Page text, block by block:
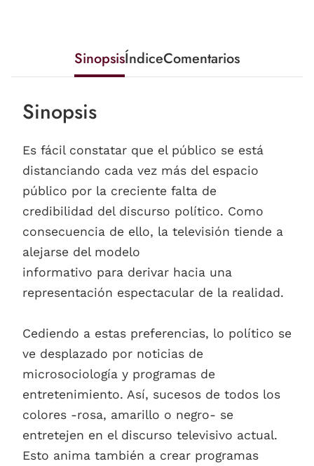
SinopsisÍndiceComentarios
Sinopsis
Es fácil constatar que el público se está
distanciando cada vez más del espacio
público por la creciente falta de
credibilidad del discurso político. Como
consecuencia de ello, la televisión tiende a
alejarse del modelo
informativo para derivar hacia una
representación espectacular de la realidad.
Cediendo a estas preferencias, lo político se
ve desplazado por noticias de
microsociología y programas de
entretenimiento. Así, sucesos de todos los
colores -rosa, amarillo o negro- se
entretejen en el discurso televisivo actual.
Esto anima también a crear programas